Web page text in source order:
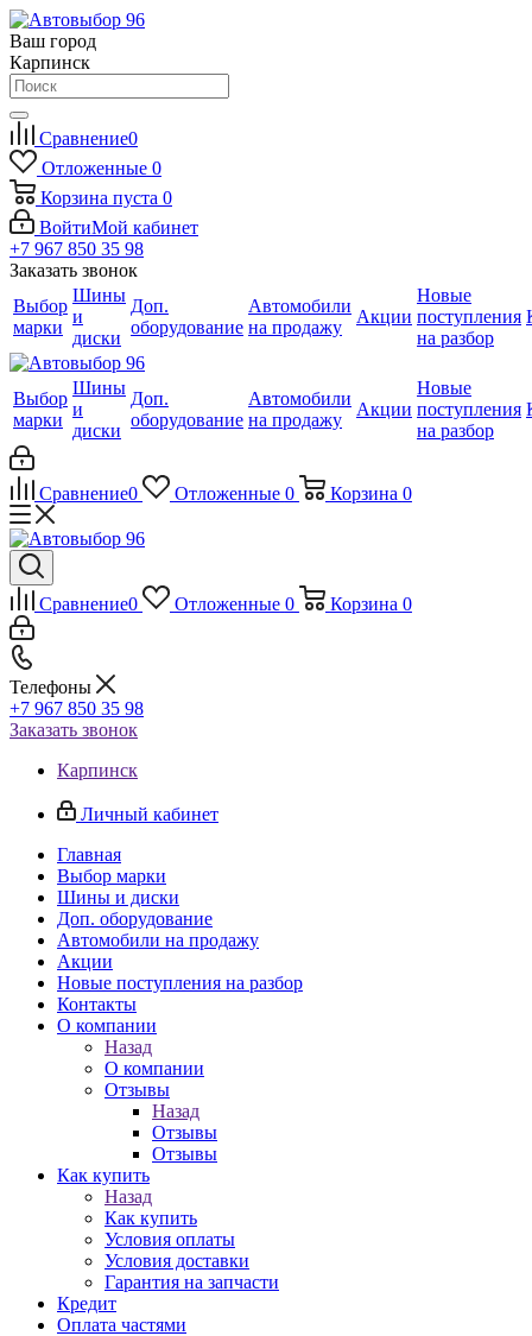
Ваш город
Карпинск
Сравнение0
Отложенные 0
Корзина пуста 0
ВойтиМой кабинет
+7 967 850 35 98
Заказать звонок
Выбор
марки
Шины
и
диски
Доп.
оборудование
Автомобили
на продажу
Акции
Новые
поступления
на разбор
Выбор
марки
Шины
и
диски
Доп.
оборудование
Автомобили
на продажу
Акции
Новые
поступления
на разбор
Сравнение0 Отложенные 0 Корзина 0
Сравнение0 Отложенные 0 Корзина 0
Телефоны
+7 967 850 35 98
Заказать звонок
Карпинск
Личный кабинет
Главная
Выбор марки
Шины и диски
Доп. оборудование
Автомобили на продажу
Акции
Новые поступления на разбор
Контакты
О компании
Назад
О компании
Отзывы
Назад
Отзывы
Отзывы
Как купить
Назад
Как купить
Условия оплаты
Условия доставки
Гарантия на запчасти
Кредит
Оплата частями